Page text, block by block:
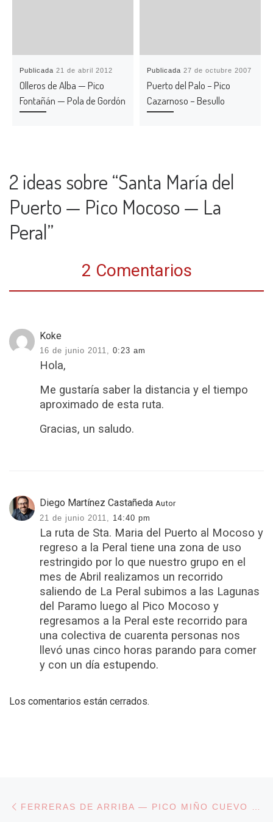
Publicada21 de abril 2012
Olleros de Alba — Pico
Fontañán — Pola de Gordón
Publicada27 de octubre 2007
Puerto del Palo – Pico
Cazarnoso – Besullo
2 ideas sobre “Santa María del
Puerto — Pico Mocoso — La
Peral”
2 Comentarios
Koke
16 de junio 2011, 0:23 am
Hola,
Me gustaría saber la distancia y el tiempo
aproximado de esta ruta.
Gracias, un saludo.
Diego Martínez Castañeda Autor
21 de junio 2011,
14:40 pm
La ruta de Sta. Maria del Puerto al Mocoso y
regreso a la Peral tiene una zona de uso
restringido por lo que nuestro grupo en el
mes de Abril realizamos un recorrido
saliendo de La Peral subimos a las Lagunas
del Paramo luego al Pico Mocoso y
regresamos a la Peral este recorrido para
una colectiva de cuarenta personas nos
llevó unas cinco horas parando para comer
y con un día estupendo.
Los comentarios están cerrados.
Navegación de entradas